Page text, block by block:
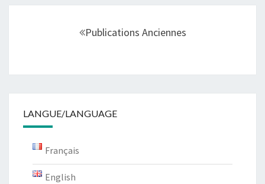
articles
Publications Anciennes
LANGUE/LANGUAGE
Français
English